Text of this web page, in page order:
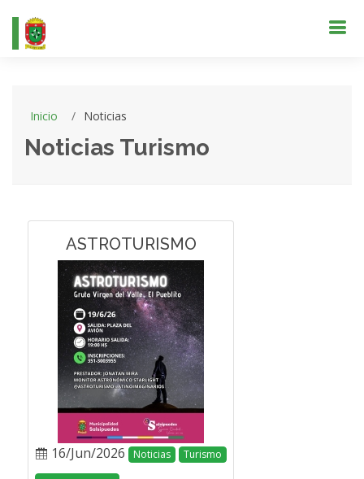
Inicio Noticias
Noticias Turismo
ASTROTURISMO
16/Jun/2026 Noticias Turismo